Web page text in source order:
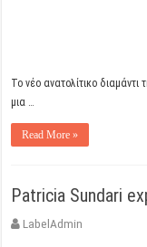
Το νέο ανατολίτικο
μια …
Read More »
Patricia Sundari
LabelAdmin